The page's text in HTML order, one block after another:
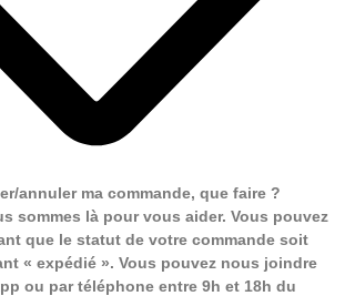
annuler ma commande, que faire ?
sommes là pour vous aider. Vous pouvez
que le statut de votre commande soit
« expédié ». Vous pouvez nous joindre
ou par téléphone entre 9h et 18h du